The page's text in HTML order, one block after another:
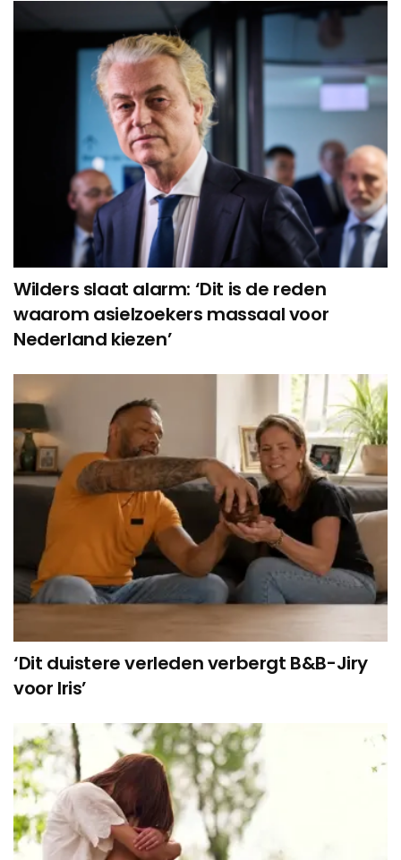
Wilders slaat alarm: ‘Dit is de reden
waarom asielzoekers massaal voor
Nederland kiezen’
‘Dit duistere verleden verbergt B&B-Jiry
voor Iris’